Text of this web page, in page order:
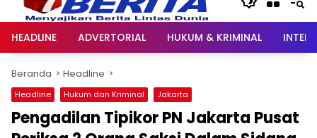
HEADLINE ADVERTORIAL HUKUM & KRIMINAL
Beranda Headline
Headline Hukum dan Kriminal Jakarta
Pengadilan Tipikor PN Jakarta Pusat